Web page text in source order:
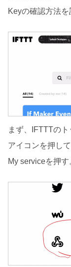
Keyの確認方法を
まず、IFTTTの
アイコンを押して
My serviceを押す